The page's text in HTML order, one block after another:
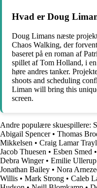
Hvad er Doug
Doug Limans næste
Chaos Walking, der
baseret på en roman af
spillet af Tom Holland, i
høre andres tanker.
shoots and scheduling
Liman will bring this
screen.
Andre populære skuespillere:
Abigail Spencer• Thomas
Mikkelsen • Craig Lamar
Jacob Thuesen • Esben Smed •
Debra Winger• Emilie Ullerup
Jonathan Bailey • Nora
Willis • Mark Strong • Caleb